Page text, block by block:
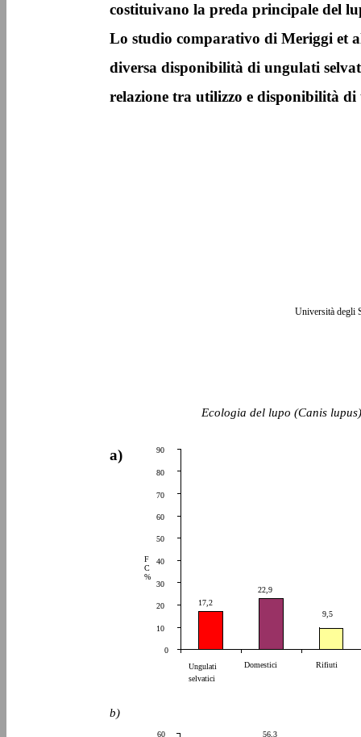
Università degli
costituivano la preda principale del
Lo studio comparativo di Meriggi et
diversa disponibilità di ungulati
relazione tra utilizzo e disponibilità
Ecologia del lupo (Canis
a)
b)
56,3
60
9,5
17,2
22,9
0
10
20
30
40
50
60
70
80
90
Ungulati
selvatici
Domestici Rifiuti
F
C
%